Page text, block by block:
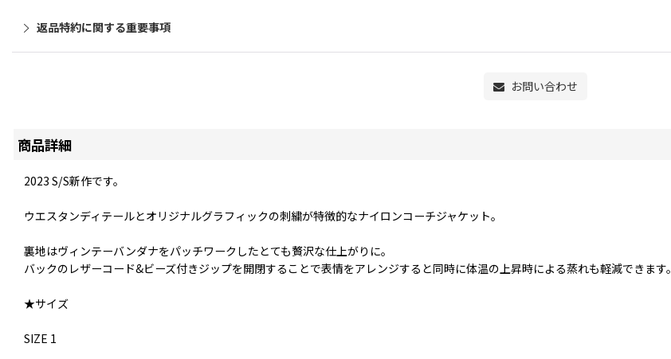
返品特約に関する重要事項
お問い合わせ
商品詳細
2023 S/S新作です。
ウエスタンディテールとオリジナルグラフィックの刺繍が特徴的なナイロンコーチジャケット。
裏地はヴィンテーバンダナをパッチワークしたとても贅沢な仕上がりに。
バックのレザーコード&ビーズ付きジップを開閉することで表情をアレンジすると同時に体温の上昇時による蒸れも軽減できます。
★サイズ
SIZE 1